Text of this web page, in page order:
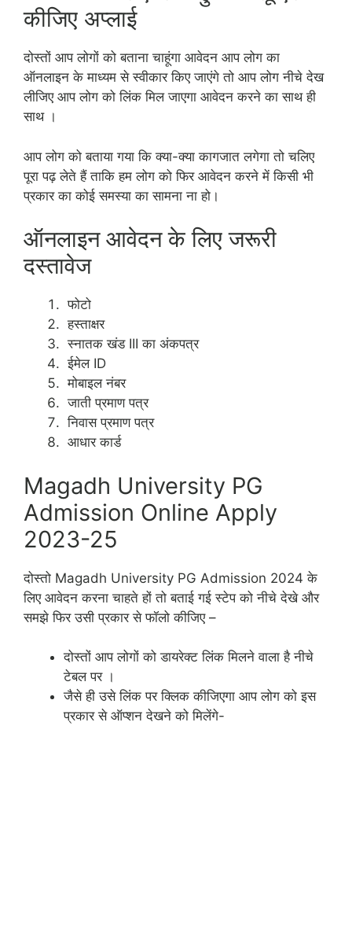
कीजिए अप्लाई
दोस्तों आप लोगों को बताना चाहूंगा आवेदन आप लोग का
ऑनलाइन के माध्यम से स्वीकार किए जाएंगे तो आप लोग नीचे देख
लीजिए आप लोग को लिंक मिल जाएगा आवेदन करने का साथ ही
साथ ।
आप लोग को बताया गया कि क्या-क्या कागजात लगेगा तो चलिए
पूरा पढ़ लेते हैं ताकि हम लोग को फिर आवेदन करने में किसी भी
प्रकार का कोई समस्या का सामना ना हो।
ऑनलाइन आवेदन के लिए जरूरी
दस्तावेज
फोटो
हस्ताक्षर
स्नातक खंड III का अंकपत्र
ईमेल ID
मोबाइल नंबर
जाती प्रमाण पत्र
निवास प्रमाण पत्र
आधार कार्ड
Magadh University PG
Admission Online Apply
2023-25
दोस्तो Magadh University PG Admission 2024 के
लिए आवेदन करना चाहते हों तो बताई गई स्टेप को नीचे देखे और
समझे फिर उसी प्रकार से फॉलो कीजिए –
दोस्तों आप लोगों को डायरेक्ट लिंक मिलने वाला है नीचे
टेबल पर ।
जैसे ही उसे लिंक पर क्लिक कीजिएगा आप लोग को इस
प्रकार से ऑप्शन देखने को मिलेंगे-